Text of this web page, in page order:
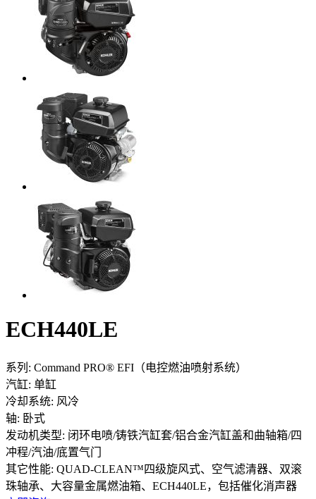
ECH440LE
系列: Command PRO® EFI（电控燃油喷射系统）
汽缸: 单缸
冷却系统: 风冷
轴: 卧式
发动机类型: 闭环电喷/铸铁汽缸套/铝合金汽缸盖和曲轴箱/四
冲程/汽油/底置气门
其它性能: QUAD-CLEAN™四级旋风式、空气滤清器、双滚
珠轴承、大容量金属燃油箱、ECH440LE，包括催化消声器